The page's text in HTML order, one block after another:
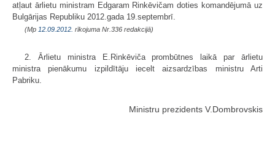
atļaut ārlietu ministram Edgaram Rinkēvičam doties komandējumā uz
Bulgārijas Republiku 2012.gada 19.septembrī.
(Mp 12.09.2012. rīkojuma Nr.336 redakcijā)
2. Ārlietu ministra E.Rinkēviča prombūtnes laikā par ārlietu
ministra pienākumu izpildītāju iecelt aizsardzības ministru Arti
Pabriku.
Ministru prezidents V.Dombrovskis